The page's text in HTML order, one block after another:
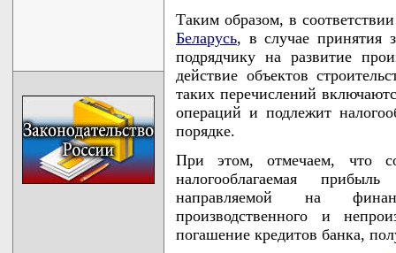
Таким образом, в
Беларусь, в случае принятия
подрядчику на развитие
действие объектов
таких перечислений
операций и подлежит
порядке.
При этом, отмечаем, что
налогооблагаемая
направляемой на
производственного и
погашение кредитов банка,